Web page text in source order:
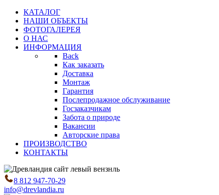
КАТАЛОГ
НАШИ ОБЪЕКТЫ
ФОТОГАЛЕРЕЯ
О НАС
ИНФОРМАЦИЯ
Back
Как заказать
Доставка
Монтаж
Гарантия
Послепродажное обслуживание
Госзаказчикам
Забота о природе
Вакансии
Авторские права
ПРОИЗВОДСТВО
КОНТАКТЫ
8 812 947-70-29
info@drevlandia.ru